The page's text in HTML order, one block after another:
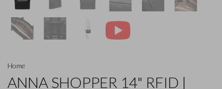
Home
ANNA SHOPPER 14" RFID |